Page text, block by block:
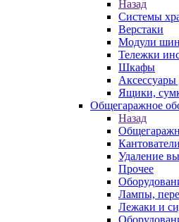
Назад
Системы
Верстаки
Модули
Тележки
Шкафы
Аксессуары
Ящики,
Общегаражное
Назад
Удаление
Прочее
Лампы,
Лежаки и